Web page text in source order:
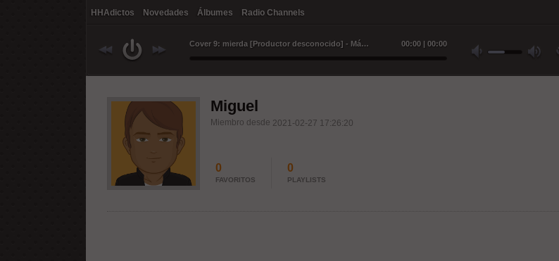
HHAdictos Novedades Álbumes Radio Channels
Cover 9: mierda [Productor desconocido] - Máximo Décimo Serpiente 00:00 | 00:00
Miguel
Miembro desde 2021-02-27 17:26:20
0
FAVORITOS
0
PLAYLISTS